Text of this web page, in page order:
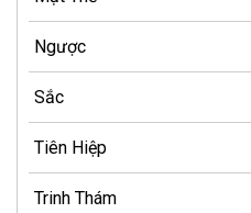
Ngược
Sắc
Tiên Hiệp
Trinh Thám